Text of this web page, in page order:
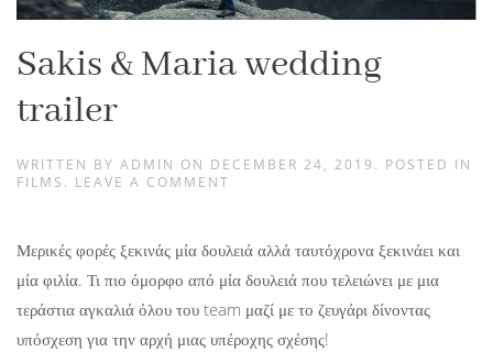
Sakis & Maria wedding
trailer
WRITTEN BY ADMIN ON DECEMBER 24, 2019 . POSTED IN
FILMS . LEAVE A COMMENT
Μερικές φορές ξεκινάς μία δουλειά αλλά ταυτόχρονα ξεκινάει και
μία φιλία. Τι πιο όμορφο από μία δουλειά που τελειώνει με μια
τεράστια αγκαλιά όλου του team μαζί με το ζευγάρι δίνοντας
υπόσχεση για την αρχή μιας υπέροχης σχέσης!